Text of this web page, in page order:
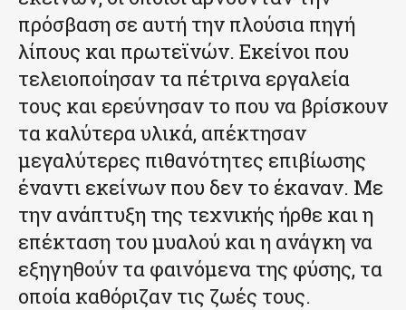
πρόσβαση σε αυτή την πλούσια πηγή
λίπους και πρωτεϊνών. Εκείνοι που
τελειοποίησαν τα πέτρινα εργαλεία
τους και ερεύνησαν το που να βρίσκουν
τα καλύτερα υλικά, απέκτησαν
μεγαλύτερες πιθανότητες επιβίωσης
έναντι εκείνων που δεν το έκαναν. Με
την ανάπτυξη της τεχνικής ήρθε και η
επέκταση του μυαλού και η ανάγκη να
εξηγηθούν τα φαινόμενα της φύσης, τα
οποία καθόριζαν τις ζωές τους.